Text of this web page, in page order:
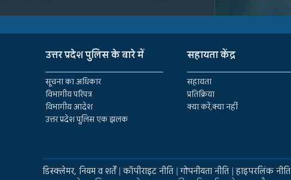
उत्तर प्रदेश पुलिस के बारे में
सूचना का अधिकार
विभागीय परिपत्र
विभागीय आदेश
उत्तर प्रदेश पुलिस एक झलक
सहायता केंद्र
सहायता
प्रतिक्रिया
क्या करें,क्या नहीं
डिस्क्लेमर, नियम व शर्तें|कॉपीराइट नीति|गोपनीयता नीति|हाइपरलिंक नीति